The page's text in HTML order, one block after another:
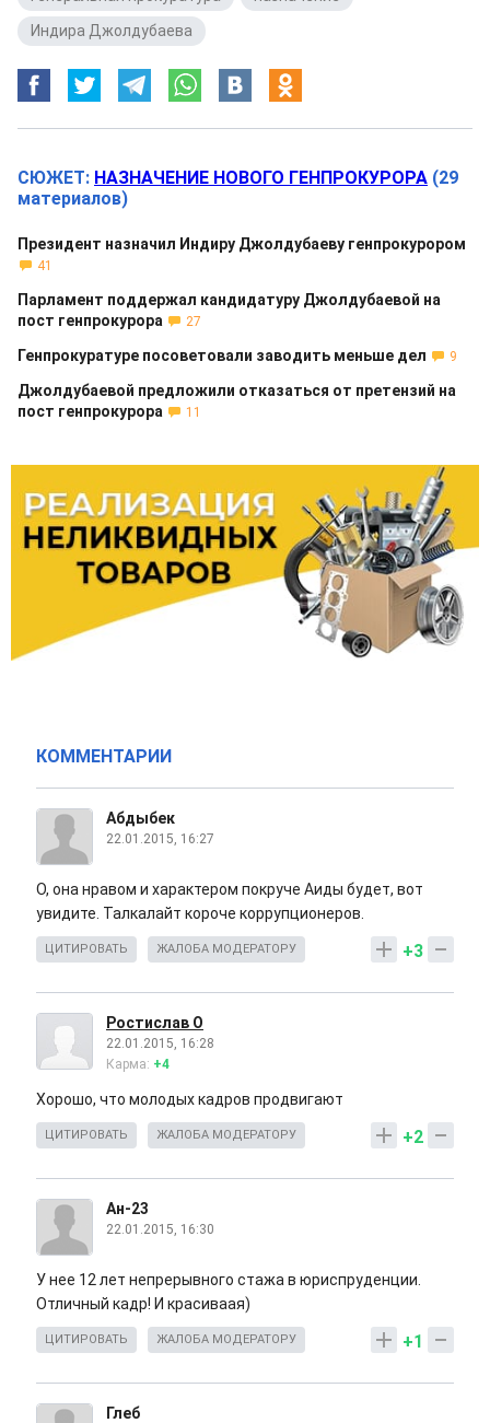
Индира Джолдубаева
СЮЖЕТ: НАЗНАЧЕНИЕ НОВОГО ГЕНПРОКУРОРА (29
материалов)
Президент назначил Индиру Джолдубаеву генпрокурором
41
Парламент поддержал кандидатуру Джолдубаевой на
пост генпрокурора
27
Генпрокуратуре посоветовали заводить меньше дел 9
Джолдубаевой предложили отказаться от претензий на
пост генпрокурора
11
КОММЕНТАРИИ
Абдыбек
22.01.2015, 16:27
О, она нравом и характером покруче Аиды будет, вот
увидите. Талкалайт короче коррупционеров.
+3
ЦИТИРОВАТЬ ЖАЛОБА МОДЕРАТОРУ
Ростислав О
22.01.2015, 16:28
Карма: +4
Хорошо, что молодых кадров продвигают
+2
ЦИТИРОВАТЬ ЖАЛОБА МОДЕРАТОРУ
Ан-23
22.01.2015, 16:30
У нее 12 лет непрерывного стажа в юриспруденции.
Отличный кадр! И красиваая)
+1
ЦИТИРОВАТЬ ЖАЛОБА МОДЕРАТОРУ
Глеб